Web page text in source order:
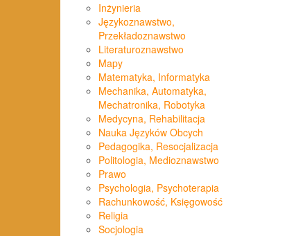
Inżynieria
Językoznawstwo,
Przekładoznawstwo
Literaturoznawstwo
Mapy
Matematyka, Informatyka
Mechanika, Automatyka,
Mechatronika, Robotyka
Medycyna, Rehabilitacja
Nauka Języków Obcych
Pedagogika, Resocjalizacja
Politologia, Medioznawstwo
Prawo
Psychologia, Psychoterapia
Rachunkowość, Księgowość
Religia
Socjologia